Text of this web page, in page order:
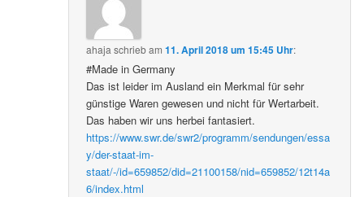
ahaja schriebam11. April 2018 um 15:45 Uhr:
#Made in Germany
Das ist leider im Ausland ein Merkmal für sehr
günstige Waren gewesen und nicht für Wertarbeit.
Das haben wir uns herbei fantasiert.
https://www.swr.de/swr2/programm/sendungen/essa
y/der-staat-im-
staat/-/id=659852/did=21100158/nid=659852/12t14a
6/index.html